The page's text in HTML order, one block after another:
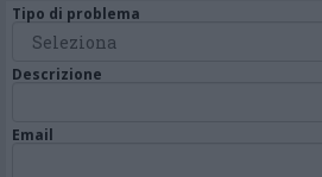
Tipo di problema
Descrizione
Email